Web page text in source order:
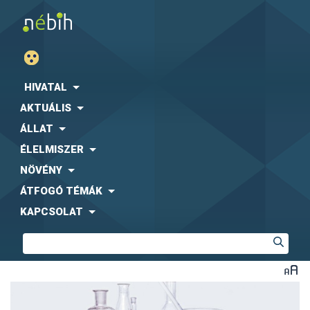
HIVATAL
AKTUÁLIS
ÁLLAT
ÉLELMISZER
NÖVÉNY
ÁTFOGÓ TÉMÁK
KAPCSOLAT